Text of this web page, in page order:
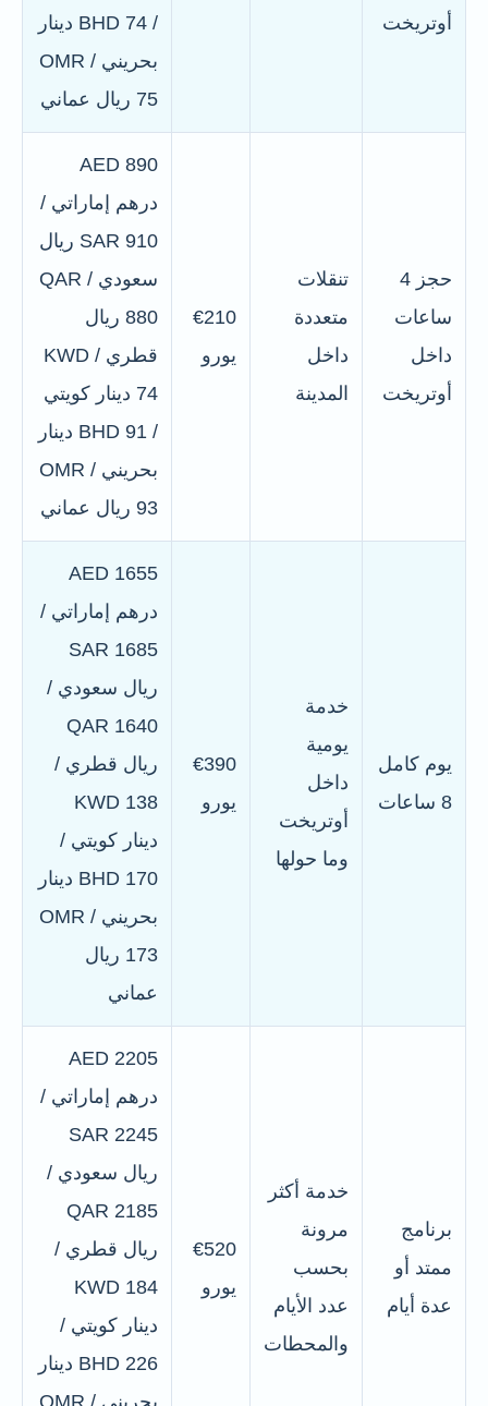
أوتريخت
/ BHD 74 دينار
بحريني / OMR
75 ريال عماني
حجز 4
ساعات
داخل
أوتريخت
تنقلات
متعددة
داخل
المدينة
€210
يورو
AED 890
درهم إماراتي /
SAR 910 ريال
سعودي / QAR
880 ريال
قطري / KWD
74 دينار كويتي
/ BHD 91 دينار
بحريني / OMR
93 ريال عماني
يوم كامل
8 ساعات
خدمة
يومية
داخل
أوتريخت
وما حولها
€390
يورو
AED 1655
درهم إماراتي /
SAR 1685
ريال سعودي /
QAR 1640
ريال قطري /
KWD 138
دينار كويتي /
BHD 170 دينار
بحريني / OMR
173 ريال
عماني
برنامج
ممتد أو
عدة أيام
خدمة أكثر
مرونة
بحسب
عدد الأيام
والمحطات
€520
يورو
AED 2205
درهم إماراتي /
SAR 2245
ريال سعودي /
QAR 2185
ريال قطري /
KWD 184
دينار كويتي /
BHD 226 دينار
بحريني / OMR